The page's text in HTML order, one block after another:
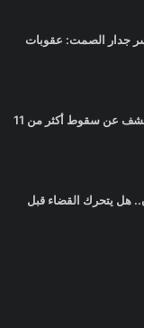
جدار الصمت: عقوبات
مجزرة في الجنوب: مصادر تكشف عن سقوط أكثر من 11
هل يتحرك القضاء قبل